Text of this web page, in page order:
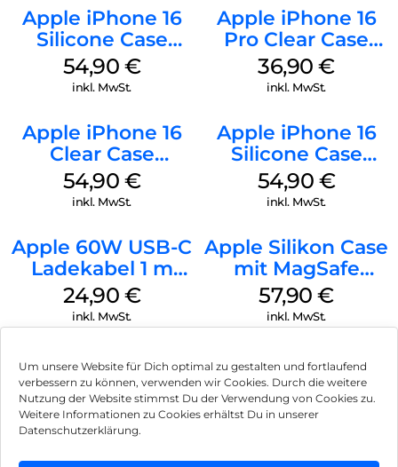
Um unsere Website für Dich optimal zu gestalten und fortlaufend
verbessern zu können, verwenden wir Cookies. Durch die weitere
Nutzung der Website stimmst Du der Verwendung von Cookies zu.
Weitere Informationen zu Cookies erhältst Du in unserer
Datenschutzerklärung.
Apple iPhone 16
Silicone Case
MagSafe Black
54,90 €
inkl. MwSt.
Apple iPhone 16
Pro Clear Case
MagSafe
Transparent
36,90€
inkl. MwSt.
Apple iPhone 16
Clear Case
MagSafe
Transparent
54,90 €
inkl. MwSt.
Apple iPhone 16
Silicone Case
MagSafe Lake
Green
54,90 €
inkl. MwSt.
Apple 60W USB-C
Ladekabel 1 m
Weiß
24,90 €
inkl. MwSt.
Apple Silikon Case
mit MagSafe
iPhone 14 Pro
(PRODUCT)RED
57,90€
inkl. MwSt.
Impressum